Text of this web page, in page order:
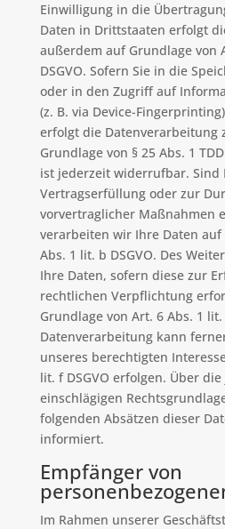
Einwilligung in die
Daten in Drittstaaten erfolgt
außerdem auf Grundlage von
DSGVO. Sofern Sie in die
oder in den Zugriff auf
(z. B. via Device-
erfolgt die Datenverarbeitung
Grundlage von § 25 Abs. 1
ist jederzeit widerrufbar. Sind
Vertragserfüllung oder zur
vorvertraglicher Maßnahmen
verarbeiten wir Ihre Daten auf
Abs. 1 lit. b DSGVO. Des
Ihre Daten, sofern diese zur
rechtlichen Verpflichtung
Grundlage von Art. 6 Abs. 1 lit.
Datenverarbeitung kann
unseres berechtigten
lit. f DSGVO erfolgen. Über
einschlägigen
folgenden Absätzen dieser
informiert.
Empfänger von
Im Rahmen unserer